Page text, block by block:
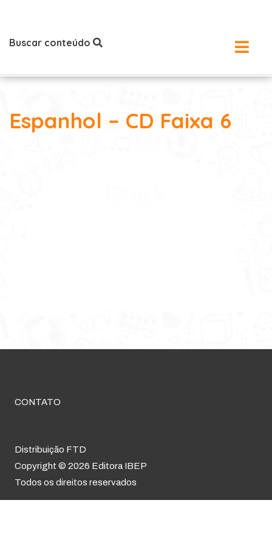
Buscar conteúdo
Espanhol – CD Faixa 6
CONTATO
Distribuição FTD
Copyright © 2026 Editora IBEP
Todos os direitos reservados